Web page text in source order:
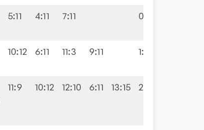
5:11 4:11 7:11 0:3
10:12 6:11 11:3 9:11 1:3
11:9 10:12 12:10 6:11 13:15 2:3